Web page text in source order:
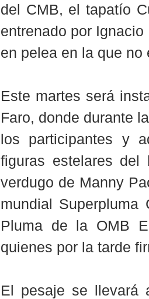
del CMB, el tapatío
entrenado por
en pelea en la que
Este martes será
Faro, donde durante
los participantes y
figuras estelares
verdugo de Manny
mundial Superpluma
Pluma de la OMB
quienes por la tarde
El pesaje se llevará